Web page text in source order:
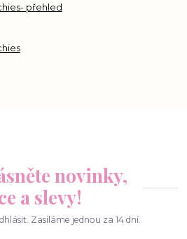
přehled
novinky,
a slevy!
Zasíláme jednou za 14 dní.